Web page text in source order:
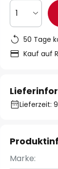
1
50 Tage
Kauf auf
Lieferzeit:
Marke: